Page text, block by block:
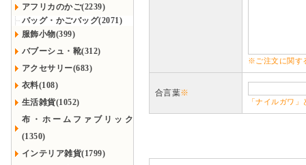
アフリカのかご(2239)
バッグ・かごバッグ(2071)
服飾小物(399)
バブーシュ・靴(312)
アクセサリー(683)
衣料(108)
生活雑貨(1052)
布・ホームファブリック
(1350)
インテリア雑貨(1799)
※ご注文に関す
合言葉※
「ナイルガワ